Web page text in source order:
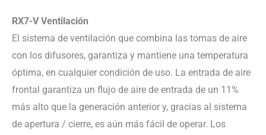
RX7-V Ventilación
El sistema de ventilación que combina las tomas de aire
con los difusores, garantiza y mantiene una temperatura
óptima, en cualquier condición de uso. La entrada de aire
frontal garantiza un flujo de aire de entrada de un 11%
más alto que la generación anterior y, gracias al sistema
de apertura / cierre, es aún más fácil de operar. Los